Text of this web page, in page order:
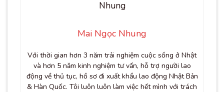
Mai Ngọc Nhung
Với thời gian hơn 3 năm trải nghiệm cuộc sống ở Nhật
và hơn 5 năm kinh nghiệm tư vấn, hỗ trợ người lao
động về thủ tục, hồ sơ đi xuất khẩu lao động Nhật Bản
& Hàn Quốc. Tôi luôn luôn làm việc hết mình với trách